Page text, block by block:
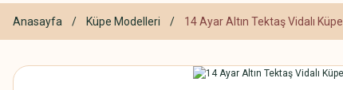
Anasayfa Küpe Modelleri 14 Ayar Altın Tektaş Vidalı Küpe